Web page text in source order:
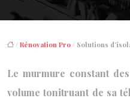
/ Rénovation Pro / Solutions
Le murmure constant
volume tonitruant de sa